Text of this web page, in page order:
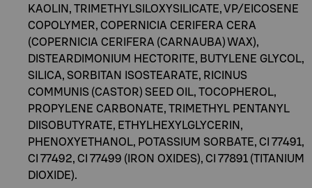
KAOLIN, TRIMETHYLSILOXYSILICATE, VP/EICOSENE
COPOLYMER, COPERNICIA CERIFERA CERA
(COPERNICIA CERIFERA (CARNAUBA) WAX),
DISTEARDIMONIUM HECTORITE, BUTYLENE GLYCOL,
SILICA, SORBITAN ISOSTEARATE, RICINUS
COMMUNIS (CASTOR) SEED OIL, TOCOPHEROL,
PROPYLENE CARBONATE, TRIMETHYL PENTANYL
DIISOBUTYRATE, ETHYLHEXYLGLYCERIN,
PHENOXYETHANOL, POTASSIUM SORBATE, CI 77491,
CI 77492, CI 77499 (IRON OXIDES), CI 77891 (TITANIUM
DIOXIDE).